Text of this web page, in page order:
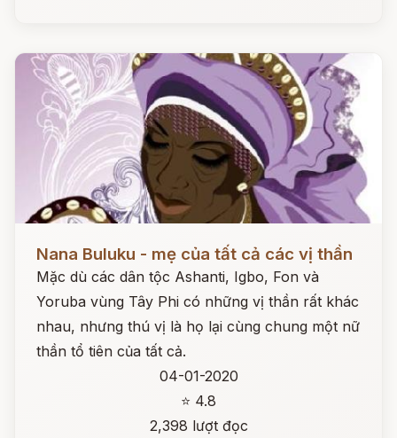
Nana Buluku - mẹ của tất cả các vị thần
Mặc dù các dân tộc Ashanti, Igbo, Fon và
Yoruba vùng Tây Phi có những vị thần rất khác
nhau, nhưng thú vị là họ lại cùng chung một nữ
thần tổ tiên của tất cả.
04-01-2020
⭐ 4.8
2,398 lượt đọc